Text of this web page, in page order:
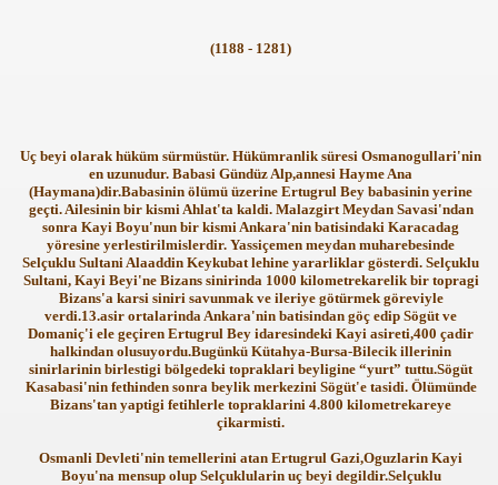
(1188 - 1281)
Uç beyi olarak hüküm sürmüstür. Hükümranlik süresi Osmanogullari'nin
en uzunudur. Babasi Gündüz Alp,annesi Hayme Ana
(Haymana)dir.Babasinin ölümü üzerine Ertugrul Bey babasinin yerine
geçti. Ailesinin bir kismi Ahlat'ta kaldi. Malazgirt Meydan Savasi'ndan
sonra Kayi Boyu'nun bir kismi Ankara'nin batisindaki Karacadag
yöresine yerlestirilmislerdir. Yassiçemen meydan muharebesinde
Selçuklu Sultani Alaaddin Keykubat lehine yararliklar gösterdi. Selçuklu
Sultani, Kayi Beyi'ne Bizans sinirinda 1000 kilometrekarelik bir topragi
Bizans'a karsi siniri savunmak ve ileriye götürmek göreviyle
verdi.13.asir ortalarinda Ankara'nin batisindan göç edip Sögüt ve
Domaniç'i ele geçiren Ertugrul Bey idaresindeki Kayi asireti,400 çadir
halkindan olusuyordu.Bugünkü Kütahya-Bursa-Bilecik illerinin
sinirlarinin birlestigi bölgedeki topraklari beyligine “yurt” tuttu.Sögüt
Kasabasi'nin fethinden sonra beylik merkezini Sögüt'e tasidi. Ölümünde
Bizans'tan yaptigi fetihlerle topraklarini 4.800 kilometrekareye
çikarmisti.
Osmanli Devleti'nin temellerini atan Ertugrul Gazi,Oguzlarin Kayi
Boyu'na mensup olup Selçuklularin uç beyi degildir.Selçuklu